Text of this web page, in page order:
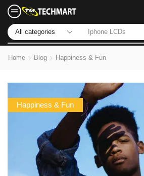
Iphone LCDs
Home Blog Happiness & Fun
Happiness & Fun